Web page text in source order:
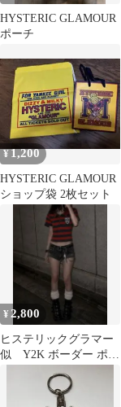
HYSTERIC GLAMOUR
ポーチ
¥1,200
HYSTERIC GLAMOUR
ショップ袋 2枚セット
¥ 2,800
ヒステリックグラマー
似 Y2K ボーダー ポロ
シャツ スカル パンク